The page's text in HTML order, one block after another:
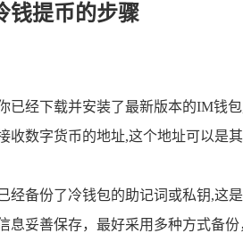
钱提币的步骤
已经下载并安装了最新版本的IM钱
收数字货币的地址,这个地址可以是
经备份了冷钱包的助记词或私钥,这
息妥善保存，最好采用多种方式备份